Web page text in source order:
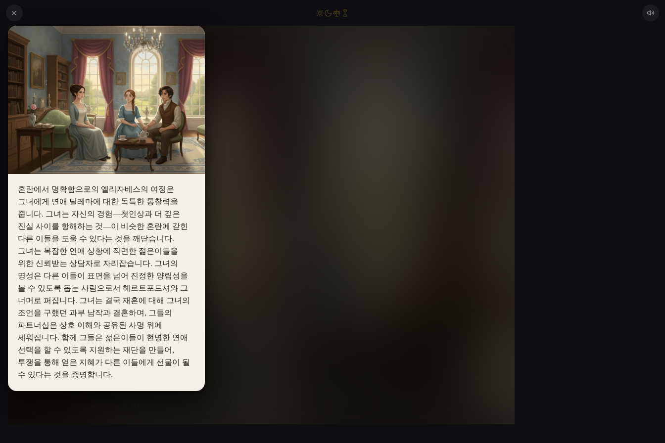
✕
혼란에서 명확함으로의 엘리자베스의 여정은
그녀에게 연애 딜레마에 대한 독특한 통찰력을
줍니다. 그녀는 자신의 경험—첫인상과 더 깊은
진실 사이를 항해하는 것—이 비슷한 혼란에 갇힌
다른 이들을 도울 수 있다는 것을 깨닫습니다.
그녀는 복잡한 연애 상황에 직면한 젊은이들을
위한 신뢰받는 상담자로 자리잡습니다. 그녀의
명성은 다른 이들이 표면을 넘어 진정한 양립성을
볼 수 있도록 돕는 사람으로서 헤르트포드셔와 그
너머로 퍼집니다. 그녀는 결국 재혼에 대해 그녀의
조언을 구했던 과부 남작과 결혼하며, 그들의
파트너십은 상호 이해와 공유된 사명 위에
세워집니다. 함께 그들은 젊은이들이 현명한 연애
선택을 할 수 있도록 지원하는 재단을 만들어,
투쟁을 통해 얻은 지혜가 다른 이들에게 선물이 될
수 있다는 것을 증명합니다.